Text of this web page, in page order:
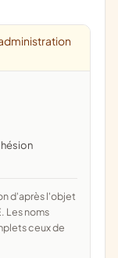
Les noms
ceux de